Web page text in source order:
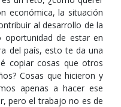
económica, la situación
al desarrollo de la
oportunidad de estar en
del país, esto te da una
copiar cosas que otros
Cosas que hicieron y
apenas a hacer ese
pero el trabajo no es de